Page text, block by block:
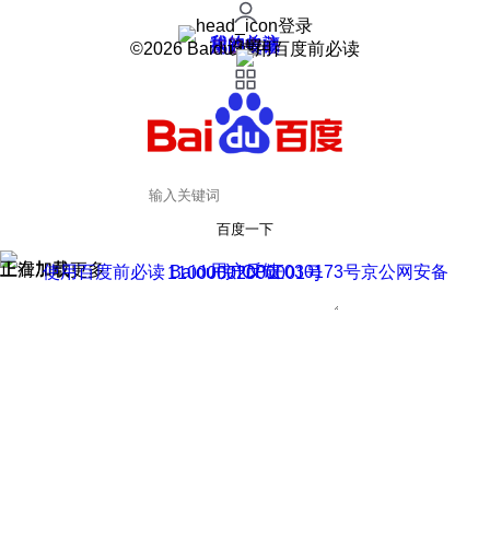
登录
我的关注
我的收藏
皮肤中心
用户反馈
设置
©2026 Baidu 使用百度前必读
百度一下
正在加载
上滑加载更多 用户反馈
使用百度前必读 Baidu 京ICP证030173号
京公网安备11000002000001号